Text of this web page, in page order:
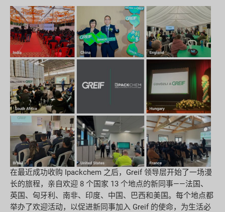
在最近成功收购 Ipackchem 之后，Greif 领导层开始了一场漫
长的旅程，亲自欢迎 8 个国家 13 个地点的新同事——法国、
英国、匈牙利、南非、印度、中国、巴西和美国。每个地点都
举办了欢迎活动，以促进新同事加入 Greif 的使命，为生活必